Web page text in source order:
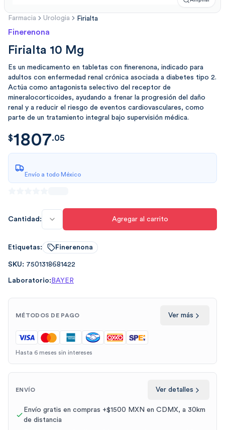
Farmacia Urologia Firialta
Finerenona
Firialta 10 Mg
Es un medicamento en tabletas con finerenona, indicado para
adultos con enfermedad renal crónica asociada a diabetes tipo 2.
Actúa como antagonista selectivo del receptor de
mineralocorticoides, ayudando a frenar la progresión del daño
renal y a reducir el riesgo de eventos cardiovasculares, como
parte de un tratamiento integral bajo supervisión médica.
$ 1807.0508
$1807.05
Envío a todo México
Cantidad: Agregar al carrito
Etiquetas: Finerenona
SKU: 7501318681422
Laboratorio: BAYER
MÉTODOS DE PAGO Ver más
Hasta 6 meses sin intereses
ENVÍO Ver detalles
Envío gratis en compras +$1500 MXN en CDMX, a 30km
de distancia